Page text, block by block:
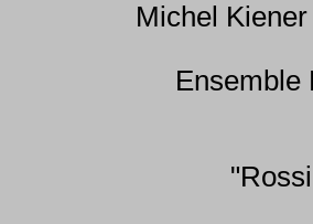
Michel
Ensemble